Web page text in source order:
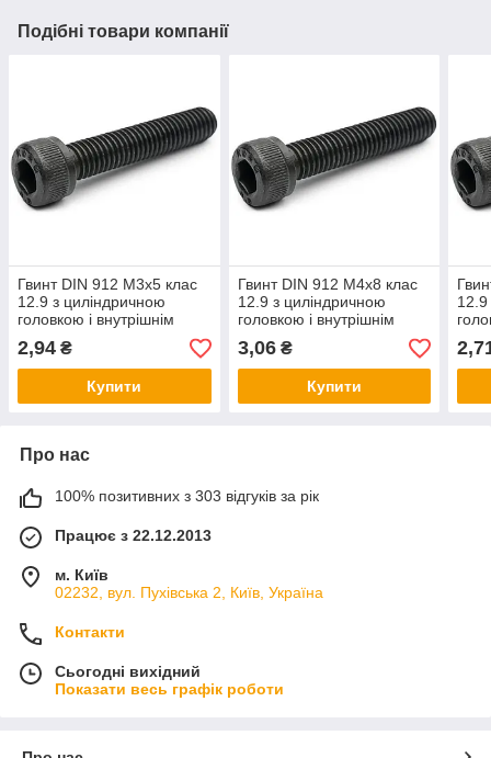
Подібні товари компанії
Гвинт DIN 912 М3х5 клас
12.9 з циліндричною
головкою і внутрішнім
шестигранником без
покриття
2,94 ₴
Купити
Гвинт DIN 912 М4х8 клас
12.9 з циліндричною
головкою і внутрішнім
шестигранником без
покриття
3,06₴
Купити
12.9
Про нас
100% позитивних з 303 відгуків за рік
Працює з 22.12.2013
м. Київ
02232, вул. Пухівська 2, Київ, Україна
Контакти
Сьогодні вихідний
Показати весь графік роботи